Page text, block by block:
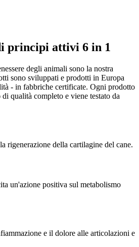
principi attivi 6 in 1
degli animali sono la nostra
sono sviluppati e prodotti in Europa
- in fabbriche certificate. Ogni prodotto
qualità completo e viene testato da
rigenerazione della cartilagine del cane.
un'azione positiva sul metabolismo
e il dolore alle articolazioni e